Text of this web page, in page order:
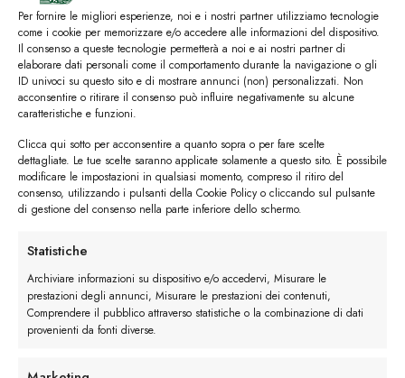
Per fornire le migliori esperienze, noi e i nostri partner utilizziamo tecnologie
come i cookie per memorizzare e/o accedere alle informazioni del dispositivo.
Il consenso a queste tecnologie permetterà a noi e ai nostri partner di
elaborare dati personali come il comportamento durante la navigazione o gli
ID univoci su questo sito e di mostrare annunci (non) personalizzati. Non
acconsentire o ritirare il consenso può influire negativamente su alcune
caratteristiche e funzioni.
Clicca qui sotto per acconsentire a quanto sopra o per fare scelte
dettagliate. Le tue scelte saranno applicate solamente a questo sito. È possibile
modificare le impostazioni in qualsiasi momento, compreso il ritiro del
consenso, utilizzando i pulsanti della Cookie Policy o cliccando sul pulsante
di gestione del consenso nella parte inferiore dello schermo.
Statistiche
Archiviare informazioni su dispositivo e/o accedervi, Misurare le
prestazioni degli annunci, Misurare le prestazioni dei contenuti,
Comprendere il pubblico attraverso statistiche o la combinazione di dati
provenienti da fonti diverse.
Scarpe eleganti uomo per l’ufficio: i modelli must have
Le scarpe eleganti da uomo sono un accessorio immancabile nel
guardaroba maschile; possono essere indossate...
Apr